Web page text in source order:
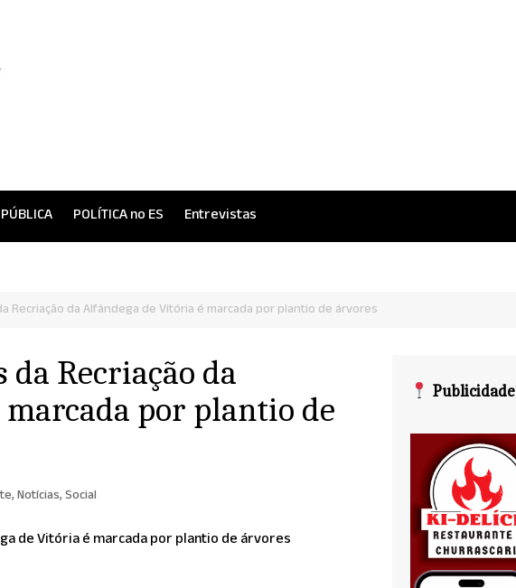
POLÍTICA no ES Entrevistas
Recriação da Alfândega de Vitória é marcada por plantio de árvores
da Recriação da
por plantio de
,Notícias,Social
Publicidade